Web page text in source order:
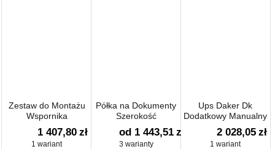
Zestaw do Montażu
Wspornika
Izolacyjnego Szyn
Zbiorczych Spx
1 407,80 zł
1 wariant
Półka na Dokumenty
Szerokość
od 1 443,51 zł
3 warianty
Ups Daker Dk
Dodatkowy Manualny
Bypass
2 028,05 zł
1 wariant